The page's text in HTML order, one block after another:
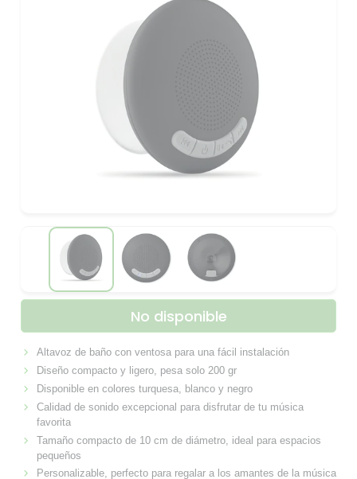
No disponible
Altavoz de baño con ventosa para una fácil instalación
Diseño compacto y ligero, pesa solo 200 gr
Disponible en colores turquesa, blanco y negro
Calidad de sonido excepcional para disfrutar de tu música
favorita
Tamaño compacto de 10 cm de diámetro, ideal para espacios
pequeños
Personalizable, perfecto para regalar a los amantes de la música